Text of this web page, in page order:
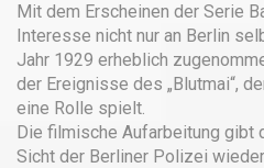
Mit dem Erscheinen der Serie
Interesse nicht nur an Berlin
Jahr 1929 erheblich
der Ereignisse des „Blutmai“,
eine Rolle spielt.
Die filmische Aufarbeitung gibt
Sicht der Berliner Polizei